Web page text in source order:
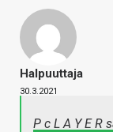
Halpuuttaja
30.3.2021
P c L A Y E R